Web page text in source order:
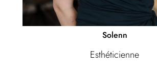
Solenn
Esthéticienne